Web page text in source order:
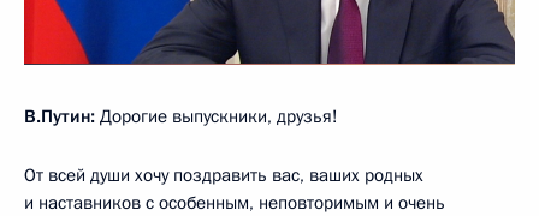
В.Путин: Дорогие выпускники, друзья!
От всей души хочу поздравить вас, ваших родных
и наставников с особенным, неповторимым и очень